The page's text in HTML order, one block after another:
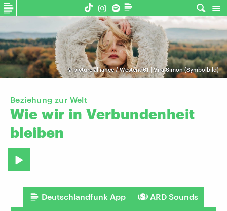
©picture alliance / Westend61 | Vira Simon (Symbolbild)
Beziehung zur Welt
Wie wir in Verbundenheit
bleiben
Deutschlandfunk App ARD Sounds